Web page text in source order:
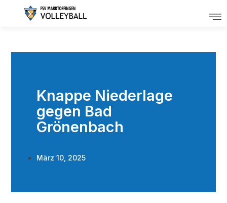
Knappe Niederlage
gegen Bad
Grönenbach
März 10, 2025